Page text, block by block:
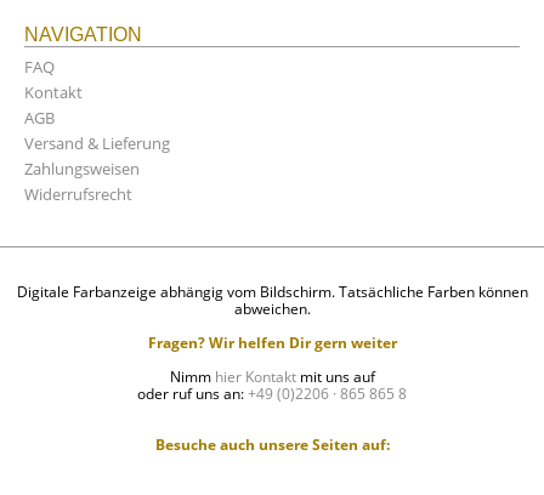
NAVIGATION
FAQ
Kontakt
AGB
Versand & Lieferung
Zahlungsweisen
Widerrufsrecht
Digitale Farbanzeige abhängig vom Bildschirm. Tatsächliche Farben können
abweichen.
Fragen? Wir helfen Dir gern weiter
Nimm hier Kontaktmit uns auf
oder ruf uns an:+49 (0)2206 · 865 865 8
Besuche auch unsere Seiten auf: